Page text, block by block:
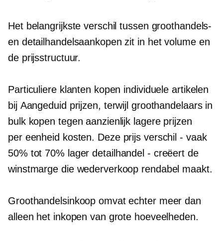
Het belangrijkste verschil tussen groothandels-
en detailhandelsaankopen zit in het volume en
de prijsstructuur.
Particuliere klanten kopen individuele artikelen
bij Aangeduid prijzen, terwijl groothandelaars in
bulk kopen tegen aanzienlijk lagere prijzen
per eenheid kosten. Deze prijs verschil - vaak
50% tot 70% lagerdetailhandel - creëert de
winstmarge die wederverkoop rendabel maakt.
Groothandelsinkoop omvat echter meer dan
alleen het inkopen van grote hoeveelheden.